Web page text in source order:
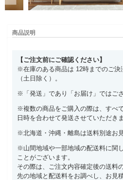
商品説明
【ご注文前にご確認ください】
※在庫のある商品は 12時までのご決
（土日除く）。
※「発送」であり「お届け」ではござ
※複数の商品をご購入の際は、すべ
日時を合わせて発送させていただきま
※北海道・沖縄・離島は送料別途お
※山間地域や一部地域の配送料に関
ことがございます。
その際は、ご注文内容確定後の送料
先の地域と配送料をお調べし、お見